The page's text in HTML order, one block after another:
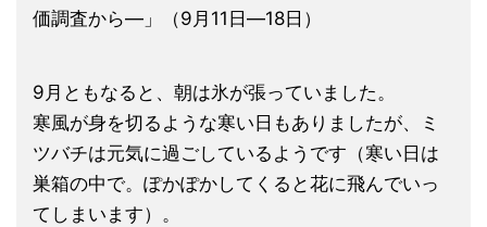
価調査から―」（9月11日―18日）
9月ともなると、朝は氷が張っていました。
寒風が身を切るような寒い日もありましたが、ミ
ツバチは元気に過ごしているようです（寒い日は
巣箱の中で。ぽかぽかしてくると花に飛んでいっ
てしまいます）。